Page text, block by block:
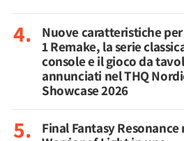
Nuove caratteristiche
1 Remake, la serie
console e il gioco da
annunciati nel THQ
Showcase 2026
Final Fantasy